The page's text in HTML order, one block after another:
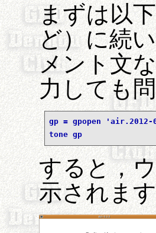
まずは以
ど）に続
メント文
力しても
gp = gpopen 'air.2012-
tone gp                # ト
すると，
示されま